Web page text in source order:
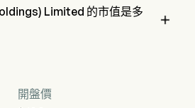
Limited 的市值是多

開盤價